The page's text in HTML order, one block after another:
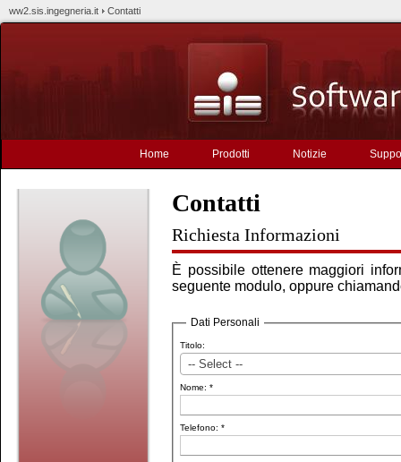
ww2.sis.ingegneria.it Contatti
Home Prodotti Notizie
Contatti
Richiesta Informazioni
È possibile ottenere maggiori
seguente modulo, oppure
Dati Personali
Titolo:
-- Select --
Nome: *
Telefono: *